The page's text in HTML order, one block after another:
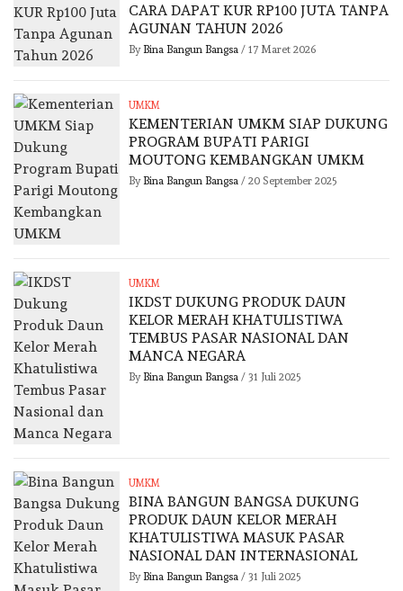
CARA DAPAT KUR RP100 JUTA TANPA
AGUNAN TAHUN 2026
By Bina Bangun Bangsa/ 17 Maret 2026
UMKM
KEMENTERIAN UMKM SIAP DUKUNG
PROGRAM BUPATI PARIGI
MOUTONG KEMBANGKAN UMKM
By Bina Bangun Bangsa/ 20 September 2025
UMKM
IKDST DUKUNG PRODUK DAUN
KELOR MERAH KHATULISTIWA
TEMBUS PASAR NASIONAL DAN
MANCA NEGARA
By Bina Bangun Bangsa/ 31 Juli 2025
UMKM
BINA BANGUN BANGSA DUKUNG
PRODUK DAUN KELOR MERAH
KHATULISTIWA MASUK PASAR
NASIONAL DAN INTERNASIONAL
By Bina Bangun Bangsa/ 31 Juli 2025